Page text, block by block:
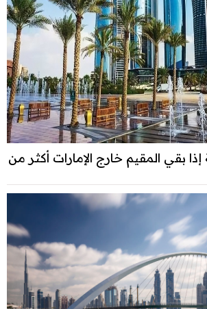
بقي المقيم خارج الإمارات أكثر من